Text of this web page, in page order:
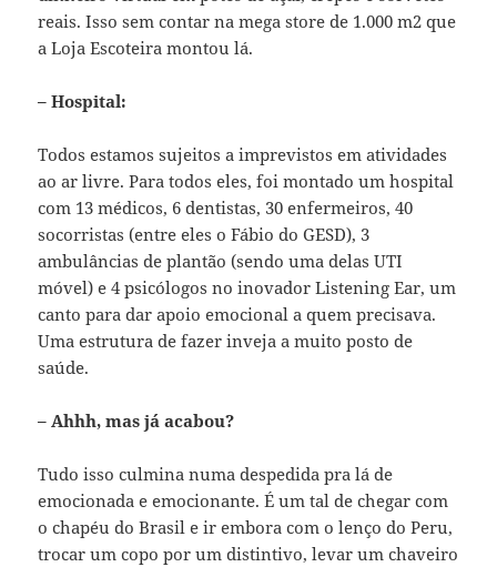
reais. Isso sem contar na mega store de 1.000 m2 que
a Loja Escoteira montou lá.
– Hospital:
Todos estamos sujeitos a imprevistos em atividades
ao ar livre. Para todos eles, foi montado um hospital
com 13 médicos, 6 dentistas, 30 enfermeiros, 40
socorristas (entre eles o Fábio do GESD), 3
ambulâncias de plantão (sendo uma delas UTI
móvel) e 4 psicólogos no inovador Listening Ear, um
canto para dar apoio emocional a quem precisava.
Uma estrutura de fazer inveja a muito posto de
saúde.
– Ahhh, mas já acabou?
Tudo isso culmina numa despedida pra lá de
emocionada e emocionante. É um tal de chegar com
o chapéu do Brasil e ir embora com o lenço do Peru,
trocar um copo por um distintivo, levar um chaveiro